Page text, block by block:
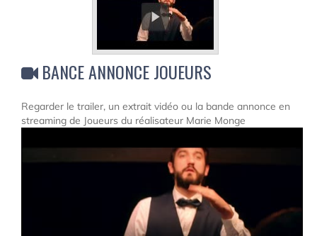
BANCE ANNONCE JOUEURS
Regarder le trailer, un extrait vidéo ou la bande annonce en
streaming de Joueurs du réalisateur Marie Monge